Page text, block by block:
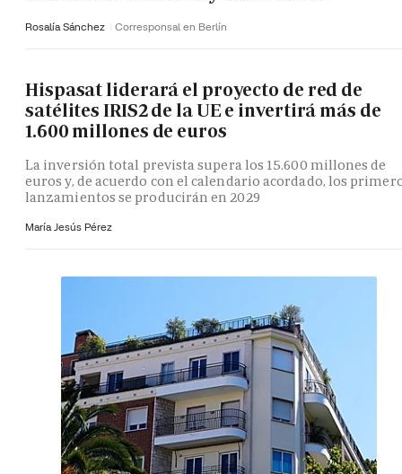
Rosalía Sánchez Corresponsal en Berlín
Hispasat liderará el proyecto de red de
satélites IRIS2 de la UE e invertirá más de
1.600 millones de euros
La inversión total prevista supera los 15.600 millones de
euros y, de acuerdo con el calendario acordado, los
lanzamientos se producirán en 2029
María Jesús Pérez